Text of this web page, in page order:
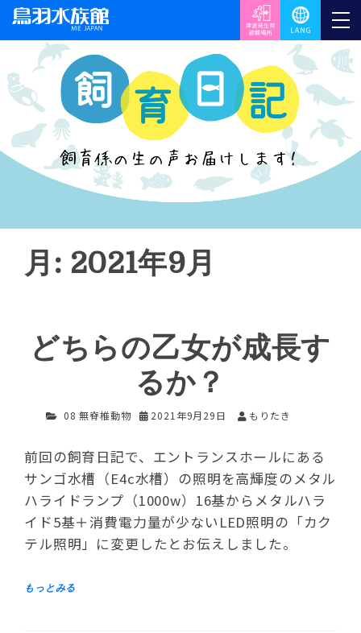
月: 2021年9月
どちらの乙女が成長す
るか？
08 無脊椎動物 2021年9月29日 もりたき
前回の飼育日記で、エントランスホールにある
サンゴ水槽（E4c水槽）の照明を高輝度のメタル
ハライドランプ（1000w）16基からメタルハラ
イド5基＋消費電力量が少ないLED照明の「カク
テル照明」に変更したとお伝えしました。